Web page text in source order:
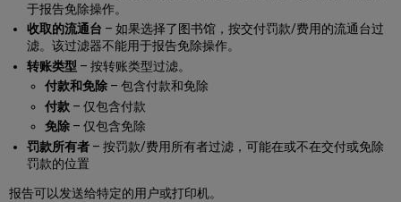
于报告免除操作。
收取的流通台 – 如果选择了图书馆，按交付罚款/费用的流通台过
滤。该过滤器不能用于报告免除操作。
转账类型 – 按转账类型过滤。
付款和免除– 包含付款和免除
付款– 仅包含付款
免除– 仅包含免除
罚款所有者– 按罚款/费用所有者过滤，可能在或不在交付或免除
罚款的位置
报告可以发送给特定的用户或打印机。